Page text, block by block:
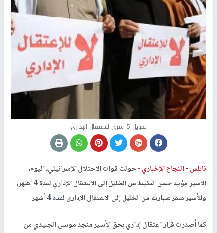
تحويل 5 أسرى للاعتقال الإداري
نابلس -النجاح الإخباري -حوّلت قوات الاحتلال الإسرائيلي، اليوم،
الأسير مؤيد حسن الطيط من الخليل إلى الاعتقال الإداري لمدة 4 أشهر،
والأسير صقر صبارنه من الخليل إلى الاعتقال الإدارى لمدة 4 أشهر.
كما أصدرت قرار اعتقال إداري بحق الأسير منجد موسى الجنيدي من